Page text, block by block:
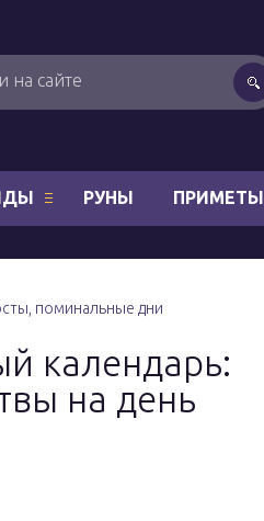
РУНЫ ПРИМЕТЫ
поминальные дни
календарь:
на день